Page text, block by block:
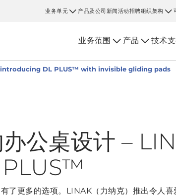
业务单元 产品及公司新闻活动招聘组织架构
业务范围 产品 技术
DL PLUS™ with invisible gliding pads
公桌设计 –
PLUS™
了更多的选项。LINAK（力纳克）推出令人